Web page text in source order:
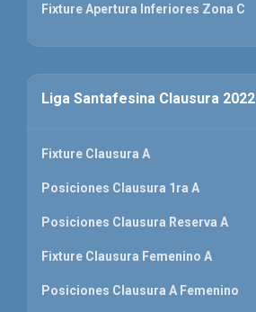
Fixture Apertura Inferiores Zona C
Liga Santafesina Clausura 2022
Fixture Clausura A
Posiciones Clausura 1ra A
Posiciones Clausura Reserva A
Fixture Clausura Femenino A
Posiciones Clausura A Femenino